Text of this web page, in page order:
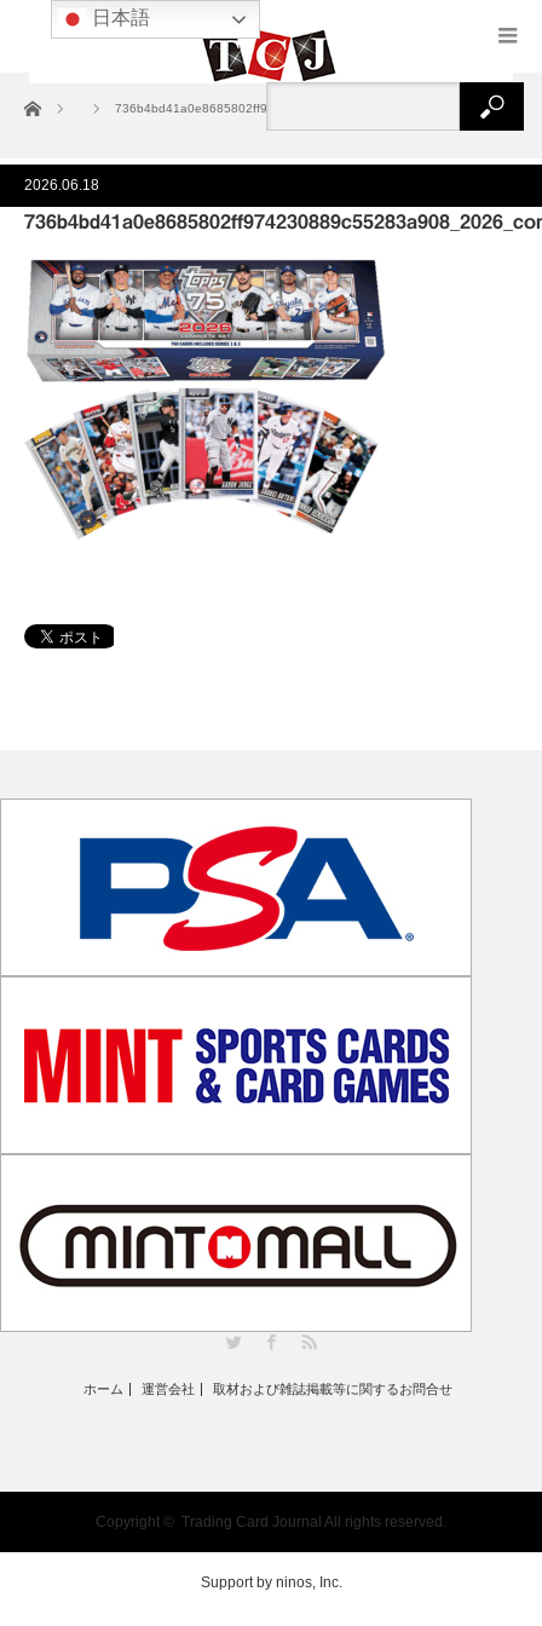
ホーム 736b4bd41a0e8685802ff974230889c55283a908_2026_complete_set
2026.06.18
ホーム 運営会社 取材および雑誌掲載等に関するお問合せ
Copyright © Trading Card Journal All rights reserved.
Support by ninos, Inc.
日本語